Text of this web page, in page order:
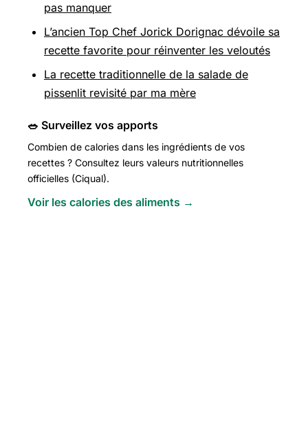
pas manquer
L’ancien Top Chef Jorick Dorignac dévoile sa
recette favorite pour réinventer les veloutés
La recette traditionnelle de la salade de
pissenlit revisité par ma mère
🥗 Surveillez vos apports
Combien de calories dans les ingrédients de vos
recettes ? Consultez leurs valeurs nutritionnelles
officielles (Ciqual).
Voir les calories des aliments →